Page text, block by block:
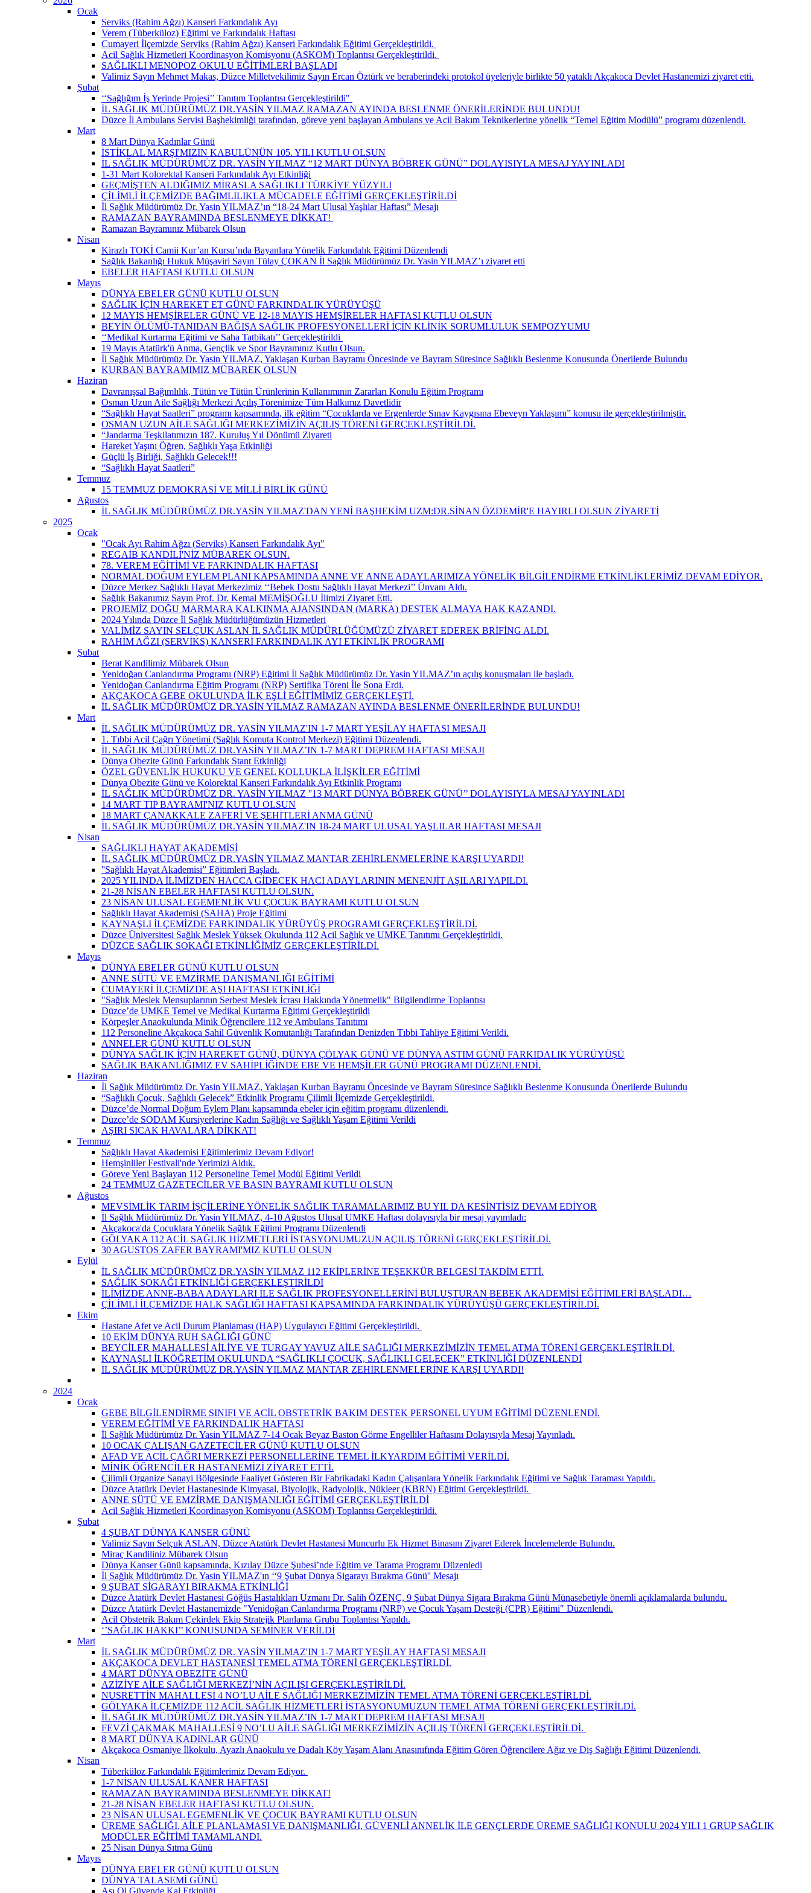
Ocak
Serviks (Rahim Ağzı) Kanseri Farkındalık Ayı
Verem (Tüberküloz) Eğitimi ve Farkındalık Haftası
Cumayeri İlçemizde Serviks (Rahim Ağzı) Kanseri Farkındalık Eğitimi Gerçekleştirildi. ​
Acil Sağlık Hizmetleri Koordinasyon Komisyonu (ASKOM) Toplantısı Gerçekleştirildi. ​
SAĞLIKLI MENOPOZ OKULU EĞİTİMLERİ BAŞLADI
Valimiz Sayın Mehmet Makas, Düzce Milletvekilimiz Sayın Ercan Öztürk ve beraberindeki protokol üyeleriyle birlikte 50 yataklı Akçakoca Devlet Hastanemizi ziyaret etti.
Şubat
‘‘Sağlığım İş Yerinde Projesi’’ Tanıtım Toplantısı Gerçekleştirildi" ​
İL SAĞLIK MÜDÜRÜMÜZ DR.YASİN YILMAZ RAMAZAN AYINDA BESLENME ÖNERİLERİNDE BULUNDU!
Düzce İl Ambulans Servisi Başhekimliği tarafından, göreve yeni başlayan Ambulans ve Acil Bakım Teknikerlerine yönelik “Temel Eğitim Modülü” programı düzenlendi.
Mart
8 Mart Dünya Kadınlar Günü
İSTİKLAL MARŞI'MIZIN KABULÜNÜN 105. YILI KUTLU OLSUN
İL SAĞLIK MÜDÜRÜMÜZ DR. YASİN YILMAZ “12 MART DÜNYA BÖBREK GÜNÜ” DOLAYISIYLA MESAJ YAYINLADI
1-31 Mart Kolorektal Kanseri Farkındalık Ayı Etkinliği
GEÇMİŞTEN ALDIĞIMIZ MİRASLA SAĞLIKLI TÜRKİYE YÜZYILI
ÇİLİMLİ İLÇEMİZDE BAĞIMLILIKLA MÜCADELE EĞİTİMİ GERÇEKLEŞTİRİLDİ
İl Sağlık Müdürümüz Dr. Yasin YILMAZ’ın “18-24 Mart Ulusal Yaşlılar Haftası” Mesajı
RAMAZAN BAYRAMINDA BESLENMEYE DİKKAT! ​
Ramazan Bayramınız Mübarek Olsun
Nisan
Kirazlı TOKİ Camii Kur’an Kursu’nda Bayanlara Yönelik Farkındalık Eğitimi Düzenlendi
Sağlık Bakanlığı Hukuk Müşaviri Sayın Tülay ÇOKAN İl Sağlık Müdürümüz Dr. Yasin YILMAZ’ı ziyaret etti
EBELER HAFTASI KUTLU OLSUN
Mayıs
DÜNYA EBELER GÜNÜ KUTLU OLSUN
SAĞLIK İÇİN HAREKET ET GÜNÜ FARKINDALIK YÜRÜYÜŞÜ
12 MAYIS HEMŞİRELER GÜNÜ VE 12-18 MAYIS HEMŞİRELER HAFTASI KUTLU OLSUN
BEYİN ÖLÜMÜ-TANIDAN BAĞIŞA SAĞLIK PROFESYONELLERİ İÇİN KLİNİK SORUMLULUK SEMPOZYUMU
‘‘Medikal Kurtarma Eğitimi ve Saha Tatbikatı’’ Gerçekleştirildi ​
19 Mayıs Atatürk'ü Anma, Gençlik ve Spor Bayramınız Kutlu Olsun.
İl Sağlık Müdürümüz Dr. Yasin YILMAZ, Yaklaşan Kurban Bayramı Öncesinde ve Bayram Süresince Sağlıklı Beslenme Konusunda Önerilerde Bulundu
KURBAN BAYRAMIMIZ MÜBAREK OLSUN
Haziran
Davranışsal Bağımlılık, Tütün ve Tütün Ürünlerinin Kullanımının Zararları Konulu Eğitim Programı
Osman Uzun Aile Sağlığı Merkezi Açılış Törenimize Tüm Halkımız Davetlidir
“Sağlıklı Hayat Saatleri” programı kapsamında, ilk eğitim “Çocuklarda ve Ergenlerde Sınav Kaygısına Ebeveyn Yaklaşımı” konusu ile gerçekleştirilmiştir.
OSMAN UZUN AİLE SAĞLIĞI MERKEZİMİZİN AÇILIŞ TÖRENİ GERÇEKLEŞTİRİLDİ.
“Jandarma Teşkilatımızın 187. Kuruluş Yıl Dönümü Ziyareti
Hareket Yaşını Öğren, Sağlıklı Yaşa Etkinliği
Güçlü İş Birliği, Sağlıklı Gelecek!!!
“Sağlıklı Hayat Saatleri”
Temmuz
15 TEMMUZ DEMOKRASİ VE MİLLİ BİRLİK GÜNÜ
Ağustos
İL SAĞLIK MÜDÜRÜMÜZ DR.YASİN YILMAZ'DAN YENİ BAŞHEKİM UZM:DR.SİNAN ÖZDEMİR'E HAYIRLI OLSUN ZİYARETİ
2025
Ocak
"Ocak Ayı Rahim Ağzı (Serviks) Kanseri Farkındalık Ayı"
REGAİB KANDİLİ'NİZ MÜBAREK OLSUN.
78. VEREM EĞİTİMİ VE FARKINDALIK HAFTASI
NORMAL DOĞUM EYLEM PLANI KAPSAMINDA ANNE VE ANNE ADAYLARIMIZA YÖNELİK BİLGİLENDİRME ETKİNLİKLERİMİZ DEVAM EDİYOR.
Düzce Merkez Sağlıklı Hayat Merkezimiz ‘‘Bebek Dostu Sağlıklı Hayat Merkezi’’ Ünvanı Aldı.
Sağlık Bakanımız Sayın Prof. Dr. Kemal MEMİŞOĞLU İlimizi Ziyaret Etti.
PROJEMİZ DOĞU MARMARA KALKINMA AJANSINDAN (MARKA) DESTEK ALMAYA HAK KAZANDI.
2024 Yılında Düzce İl Sağlık Müdürlüğümüzün Hizmetleri
VALİMİZ SAYIN SELÇUK ASLAN İL SAĞLIK MÜDÜRLÜĞÜMÜZÜ ZİYARET EDEREK BRİFİNG ALDI.
RAHİM AĞZI (SERVİKS) KANSERİ FARKINDALIK AYI ETKİNLİK PROGRAMI
Şubat
Berat Kandilimiz Mübarek Olsun
Yenidoğan Canlandırma Programı (NRP) Eğitimi İl Sağlık Müdürümüz Dr. Yasin YILMAZ’ın açılış konuşmaları ile başladı.
Yenidoğan Canlandırma Eğitim Programı (NRP) Sertifika Töreni İle Sona Erdi.
AKÇAKOCA GEBE OKULUNDA İLK EŞLİ EĞİTİMİMİZ GERÇEKLEŞTİ.
İL SAĞLIK MÜDÜRÜMÜZ DR.YASİN YILMAZ RAMAZAN AYINDA BESLENME ÖNERİLERİNDE BULUNDU!
Mart
İL SAĞLIK MÜDÜRÜMÜZ DR. YASİN YILMAZ'IN 1-7 MART YEŞİLAY HAFTASI MESAJI
1. Tıbbi Acil Çağrı Yönetimi (Sağlık Komuta Kontrol Merkezi) Eğitimi Düzenlendi.
İL SAĞLIK MÜDÜRÜMÜZ DR.YASİN YILMAZ’IN 1-7 MART DEPREM HAFTASI MESAJI
Dünya Obezite Günü Farkındalık Stant Etkinliği
ÖZEL GÜVENLİK HUKUKU VE GENEL KOLLUKLA İLİŞKİLER EĞİTİMİ
Dünya Obezite Günü ve Kolorektal Kanseri Farkındalık Ayı Etkinlik Programı
İL SAĞLIK MÜDÜRÜMÜZ DR. YASİN YILMAZ ''13 MART DÜNYA BÖBREK GÜNÜ’’ DOLAYISIYLA MESAJ YAYINLADI
14 MART TIP BAYRAMI'NIZ KUTLU OLSUN
18 MART ÇANAKKALE ZAFERİ VE ŞEHİTLERİ ANMA GÜNÜ
İL SAĞLIK MÜDÜRÜMÜZ DR.YASİN YILMAZ'IN 18-24 MART ULUSAL YAŞLILAR HAFTASI MESAJI
Nisan
SAĞLIKLI HAYAT AKADEMİSİ
İL SAĞLIK MÜDÜRÜMÜZ DR.YASİN YILMAZ MANTAR ZEHİRLENMELERİNE KARŞI UYARDI!
''Sağlıklı Hayat Akademisi” Eğitimleri Başladı.
2025 YILINDA İLİMİZDEN HACCA GİDECEK HACI ADAYLARININ MENENJİT AŞILARI YAPILDI.
21-28 NİSAN EBELER HAFTASI KUTLU OLSUN.
23 NİSAN ULUSAL EGEMENLİK VU ÇOCUK BAYRAMI KUTLU OLSUN
Sağlıklı Hayat Akademisi (SAHA) Proje Eğitimi
KAYNAŞLI İLÇEMİZDE FARKINDALIK YÜRÜYÜŞ PROGRAMI GERÇEKLEŞTİRİLDİ.
Düzce Üniversitesi Sağlık Meslek Yüksek Okulunda 112 Acil Sağlık ve UMKE Tanıtımı Gerçekleştirildi.
DÜZCE SAĞLIK SOKAĞI ETKİNLİĞİMİZ GERÇEKLEŞTİRİLDİ.
Mayıs
DÜNYA EBELER GÜNÜ KUTLU OLSUN
ANNE SÜTÜ VE EMZİRME DANIŞMANLIĞI EĞİTİMİ
CUMAYERİ İLÇEMİZDE AŞI HAFTASI ETKİNLİĞİ
"Sağlık Meslek Mensuplarının Serbest Meslek İcrası Hakkında Yönetmelik" Bilgilendirme Toplantısı
Düzce’de UMKE Temel ve Medikal Kurtarma Eğitimi Gerçekleştirildi
Körpeşler Anaokulunda Minik Öğrencilere 112 ve Ambulans Tanıtımı
112 Personeline Akçakoca Sahil Güvenlik Komutanlığı Tarafından Denizden Tıbbi Tahliye Eğitimi Verildi.
ANNELER GÜNÜ KUTLU OLSUN
DÜNYA SAĞLIK İÇİN HAREKET GÜNÜ, DÜNYA ÇÖLYAK GÜNÜ VE DÜNYA ASTIM GÜNÜ FARKIDALIK YÜRÜYÜŞÜ
SAĞLIK BAKANLIĞIMIZ EV SAHİPLİĞİNDE EBE VE HEMŞİLER GÜNÜ PROGRAMI DÜZENLENDİ.
Haziran
İl Sağlık Müdürümüz Dr. Yasin YILMAZ, Yaklaşan Kurban Bayramı Öncesinde ve Bayram Süresince Sağlıklı Beslenme Konusunda Önerilerde Bulundu
“Sağlıklı Çocuk, Sağlıklı Gelecek” Etkinlik Programı Çilimli İlçemizde Gerçekleştirildi.
Düzce’de Normal Doğum Eylem Planı kapsamında ebeler için eğitim programı düzenlendi.
Düzce’de SODAM Kursiyerlerine Kadın Sağlığı ve Sağlıklı Yaşam Eğitimi Verildi
AŞIRI SICAK HAVALARA DİKKAT!
Temmuz
Sağlıklı Hayat Akademisi Eğitimlerimiz Devam Ediyor!
Hemşinliler Festivali'nde Yerimizi Aldık.
Göreve Yeni Başlayan 112 Personeline Temel Modül Eğitimi Verildi
24 TEMMUZ GAZETECİLER VE BASIN BAYRAMI KUTLU OLSUN
Ağustos
MEVSİMLİK TARIM İŞÇİLERİNE YÖNELİK SAĞLIK TARAMALARIMIZ BU YIL DA KESİNTİSİZ DEVAM EDİYOR
İl Sağlık Müdürümüz Dr. Yasin YILMAZ, 4-10 Ağustos Ulusal UMKE Haftası dolayısıyla bir mesaj yayımladı:
Akçakoca'da Çocuklara Yönelik Sağlık Eğitimi Programı Düzenlendi
GÖLYAKA 112 ACİL SAĞLIK HİZMETLERİ İSTASYONUMUZUN AÇILIŞ TÖRENİ GERÇEKLEŞTİRİLDİ.
30 AGUSTOS ZAFER BAYRAMI'MIZ KUTLU OLSUN
Eylül
İL SAĞLIK MÜDÜRÜMÜZ DR.YASİN YILMAZ 112 EKİPLERİNE TEŞEKKÜR BELGESİ TAKDİM ETTİ.
SAĞLIK SOKAĞI ETKİNLİĞİ GERÇEKLEŞTİRİLDİ
İLİMİZDE ANNE-BABA ADAYLARI İLE SAĞLIK PROFESYONELLERİNİ BULUŞTURAN BEBEK AKADEMİSİ EĞİTİMLERİ BAŞLADI…
ÇİLİMLİ İLÇEMİZDE HALK SAĞLIĞI HAFTASI KAPSAMINDA FARKINDALIK YÜRÜYÜŞÜ GERÇEKLEŞTİRİLDİ.
Ekim
Hastane Afet ve Acil Durum Planlaması (HAP) Uygulayıcı Eğitimi Gerçekleştirildi. ​
10 EKİM DÜNYA RUH SAĞLIĞI GÜNÜ
BEYCİLER MAHALLESİ AİLİYE VE TURGAY YAVUZ AİLE SAĞLIĞI MERKEZİMİZİN TEMEL ATMA TÖRENİ GERÇEKLEŞTİRİLDİ.
KAYNAŞLI İLKÖĞRETİM OKULUNDA “SAĞLIKLI ÇOCUK, SAĞLIKLI GELECEK” ETKİNLİĞİ DÜZENLENDİ
İL SAĞLIK MÜDÜRÜMÜZ DR.YASİN YILMAZ MANTAR ZEHİRLENMELERİNE KARŞI UYARDI!
2024
Ocak
GEBE BİLGİLENDİRME SINIFI VE ACİL OBSTETRİK BAKIM DESTEK PERSONEL UYUM EĞİTİMİ DÜZENLENDİ.
VEREM EĞİTİMİ VE FARKINDALIK HAFTASI
İl Sağlık Müdürümüz Dr. Yasin YILMAZ 7-14 Ocak Beyaz Baston Görme Engelliler Haftasını Dolayısıyla Mesaj Yayınladı.
10 OCAK ÇALIŞAN GAZETECİLER GÜNÜ KUTLU OLSUN
AFAD VE ACİL ÇAĞRI MERKEZİ PERSONELLERİNE TEMEL İLKYARDIM EĞİTİMİ VERİLDİ.
MİNİK ÖĞRENCİLER HASTANEMİZİ ZİYARET ETTİ.
Çilimli Organize Sanayi Bölgesinde Faaliyet Gösteren Bir Fabrikadaki Kadın Çalışanlara Yönelik Farkındalık Eğitimi ve Sağlık Taraması Yapıldı.
Düzce Atatürk Devlet Hastanesinde Kimyasal, Biyolojik, Radyolojik, Nükleer (KBRN) Eğitimi Gerçekleştirildi. ​
ANNE SÜTÜ VE EMZİRME DANIŞMANLIĞI EĞİTİMİ GERÇEKLEŞTİRİLDİ
Acil Sağlık Hizmetleri Koordinasyon Komisyonu (ASKOM) Toplantısı Gerçekleştirildi.
Şubat
4 ŞUBAT DÜNYA KANSER GÜNÜ
Valimiz Sayın Selçuk ASLAN, Düzce Atatürk Devlet Hastanesi Muncurlu Ek Hizmet Binasını Ziyaret Ederek İncelemelerde Bulundu.
Miraç Kandiliniz Mübarek Olsun
Dünya Kanser Günü kapsamında, Kızılay Düzce Şubesi’nde Eğitim ve Tarama Programı Düzenledi
İl Sağlık Müdürümüz Dr. Yasin YILMAZ'ın ‘‘9 Şubat Dünya Sigarayı Bırakma Günü'' Mesajı
9 ŞUBAT SİGARAYI BIRAKMA ETKİNLİĞİ
Düzce Atatürk Devlet Hastanesi Göğüs Hastalıkları Uzmanı Dr. Salih ÖZENÇ, 9 Şubat Dünya Sigara Bırakma Günü Münasebetiyle önemli açıklamalarda bulundu.
Düzce Atatürk Devlet Hastanemizde "Yenidoğan Canlandırma Programı (NRP) ve Çocuk Yaşam Desteği (CPR) Eğitimi" Düzenlendi.
Acil Obstetrik Bakım Çekirdek Ekip Stratejik Planlama Grubu Toplantısı Yapıldı.
‘’SAĞLIK HAKKI’’ KONUSUNDA SEMİNER VERİLDİ
Mart
İL SAĞLIK MÜDÜRÜMÜZ DR. YASİN YILMAZ'IN 1-7 MART YEŞİLAY HAFTASI MESAJI
AKÇAKOCA DEVLET HASTANESİ TEMEL ATMA TÖRENİ GERÇEKLEŞTİRLDİ.
4 MART DÜNYA OBEZİTE GÜNÜ
AZİZİYE AİLE SAĞLIĞI MERKEZİ’NİN AÇILIŞI GERÇEKLEŞTİRİLDİ.
NUSRETTİN MAHALLESİ 4 NO’LU AİLE SAĞLIĞI MERKEZİMİZİN TEMEL ATMA TÖRENİ GERÇEKLEŞTİRLDİ.
GÖLYAKA İLÇEMİZDE 112 ACİL SAĞLIK HİZMETLERİ İSTASYONUMUZUN TEMEL ATMA TÖRENİ GERÇEKLEŞTİRİLDİ.
İL SAĞLIK MÜDÜRÜMÜZ DR.YASİN YILMAZ’IN 1-7 MART DEPREM HAFTASI MESAJI
FEVZİ ÇAKMAK MAHALLESİ 9 NO’LU AİLE SAĞLIĞI MERKEZİMİZİN AÇILIŞ TÖRENİ GERÇEKLEŞTİRİLDİ. ​
8 MART DÜNYA KADINLAR GÜNÜ
Akçakoca Osmaniye İlkokulu, Ayazlı Anaokulu ve Dadalı Köy Yaşam Alanı Anasınıfında Eğitim Gören Öğrencilere Ağız ve Diş Sağlığı Eğitimi Düzenlendi.
Nisan
Tüberküloz Farkındalık Eğitimlerimiz Devam Ediyor. ​
1-7 NİSAN ULUSAL KANER HAFTASI
RAMAZAN BAYRAMINDA BESLENMEYE DİKKAT!
21-28 NİSAN EBELER HAFTASI KUTLU OLSUN.
23 NİSAN ULUSAL EGEMENLİK VE ÇOCUK BAYRAMI KUTLU OLSUN
ÜREME SAĞLIĞI, AİLE PLANLAMASI VE DANIŞMANLIĞI, GÜVENLİ ANNELİK İLE GENÇLERDE ÜREME SAĞLIĞI KONULU 2024 YILI 1 GRUP SAĞLIK
MODÜLER EĞİTİMİ TAMAMLANDI.
25 Nisan Dünya Sıtma Günü
Mayıs
DÜNYA EBELER GÜNÜ KUTLU OLSUN
DÜNYA TALASEMİ GÜNÜ
Aşı Ol Güvende Kal Etkinliği ​